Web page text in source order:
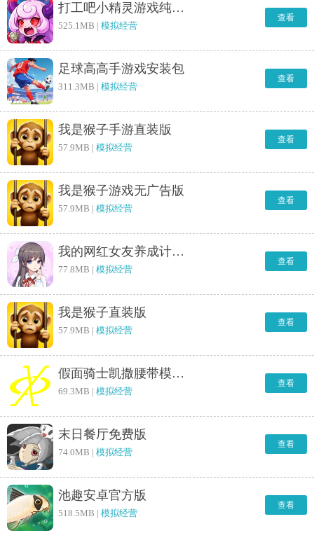
打工吧小精灵游戏纯净最新版
525.1MB | 模拟经营
查看
足球高高手游戏安装包
311.3MB | 模拟经营
查看
我是猴子手游直装版
57.9MB | 模拟经营
查看
我是猴子游戏无广告版
57.9MB | 模拟经营
查看
我的网红女友养成计划原版
77.8MB | 模拟经营
查看
我是猴子直装版
57.9MB | 模拟经营
查看
假面骑士凯撒腰带模拟器游戏纯净最新版
69.3MB | 模拟经营
查看
末日餐厅免费版
74.0MB | 模拟经营
查看
池趣安卓官方版
518.5MB | 模拟经营
查看